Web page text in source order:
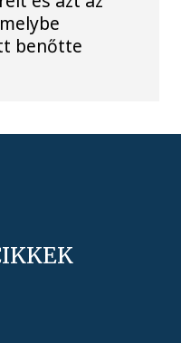
benőtte